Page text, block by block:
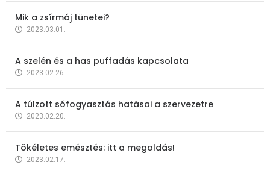
Mik a zsírmáj tünetei?
2023.03.01.
A szelén és a has puffadás kapcsolata
2023.02.26.
A túlzott sófogyasztás hatásai a szervezetre
2023.02.20.
Tökéletes emésztés: itt a megoldás!
2023.02.17.